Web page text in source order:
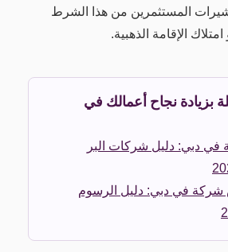
المستثمرين من هذا الشرط
الإقامة الذهبية.
بزيادة نجاح أعمالك في
دبي: دليل شركات البر
شركة في دبي: دليل الرسوم